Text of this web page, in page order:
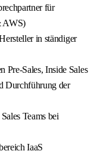
für
AWS)
in ständiger
Pre-Sales, Inside Sales
Durchführung der
Teams bei
IaaS